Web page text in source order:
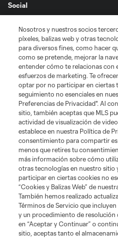
Social
Tienda
Club Sites
Términos de servicio Política de
Cookies Settings
©2026 MLS. El nombre y escudo de la
marcas registradas de League Soccer,
de los equipos de la MLS están
de la MLS o son usadas con el permiso
desautorizado está prohibido.
Nosotros y nuestros socios
píxeles, balizas web y otras
para diversos fines, como hacer
como se pretende, mejorar la
entender cómo te relacionas con
esfuerzos de marketing. Te
optar por no participar en ciertas
seguimiento no esenciales en
Preferencias de Privacidad". Al
sitio, también aceptas que MLS
actividad de visualización de
establece en nuestra Política de
consentimiento para compartir
menos que retires tu
más información sobre cómo
otras tecnologías en nuestro
participar en ciertas cookies no
“Cookies y Balizas Web” de
También hemos realizado
Términos de Servicio que
y un procedimiento de resolución
en “Aceptar y Continuar” o
sitio, aceptas tanto el